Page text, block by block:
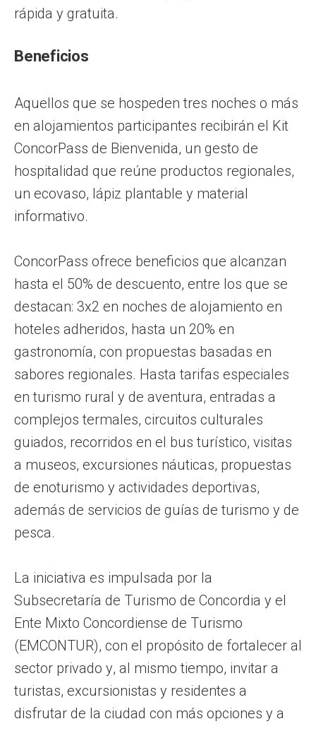
rápida y gratuita.
Beneficios
Aquellos que se hospeden tres noches o más
en alojamientos participantes recibirán el Kit
ConcorPass de Bienvenida, un gesto de
hospitalidad que reúne productos regionales,
un ecovaso, lápiz plantable y material
informativo.
ConcorPass ofrece beneficios que alcanzan
hasta el 50% de descuento, entre los que se
destacan: 3x2 en noches de alojamiento en
hoteles adheridos, hasta un 20% en
gastronomía, con propuestas basadas en
sabores regionales. Hasta tarifas especiales
en turismo rural y de aventura, entradas a
complejos termales, circuitos culturales
guiados, recorridos en el bus turístico, visitas
a museos, excursiones náuticas, propuestas
de enoturismo y actividades deportivas,
además de servicios de guías de turismo y de
pesca.
La iniciativa es impulsada por la
Subsecretaría de Turismo de Concordia y el
Ente Mixto Concordiense de Turismo
(EMCONTUR), con el propósito de fortalecer al
sector privado y, al mismo tiempo, invitar a
turistas, excursionistas y residentes a
disfrutar de la ciudad con más opciones y a